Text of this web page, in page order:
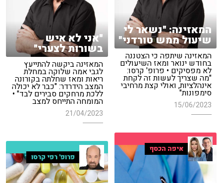
המאזינה: "נשאר לי
שיעול ממש טורדני"
המאזינה שיתפה כי הצטננה
בחודש ינואר ומאז השיעולים
לא מפסיקים • פרופ' קרסו:
"מה שצריך לעשות זה לקחת
אינהלציות, ואולי קצת מרחיבי
סימפונות"
15/06/2023
"אני לא איש
בשורות לצערי"
המאזינה ביקשה להתייעץ
לגבי אמה שלוקה במחלת
ריאות ומאז שחלתה בקורונה
המצב הידרדר: "כבר לא יכולה
ללכת מרחקים סבירים לבד" •
המומחה התייחס למצב
21/04/2023
איפה הכסף
פרופ' רפי קרסו